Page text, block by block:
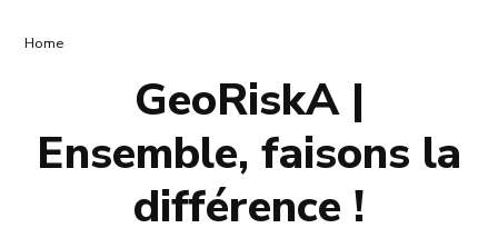
Breadcrumb
Home
GeoRiskA |
Ensemble, faisons la
différence !